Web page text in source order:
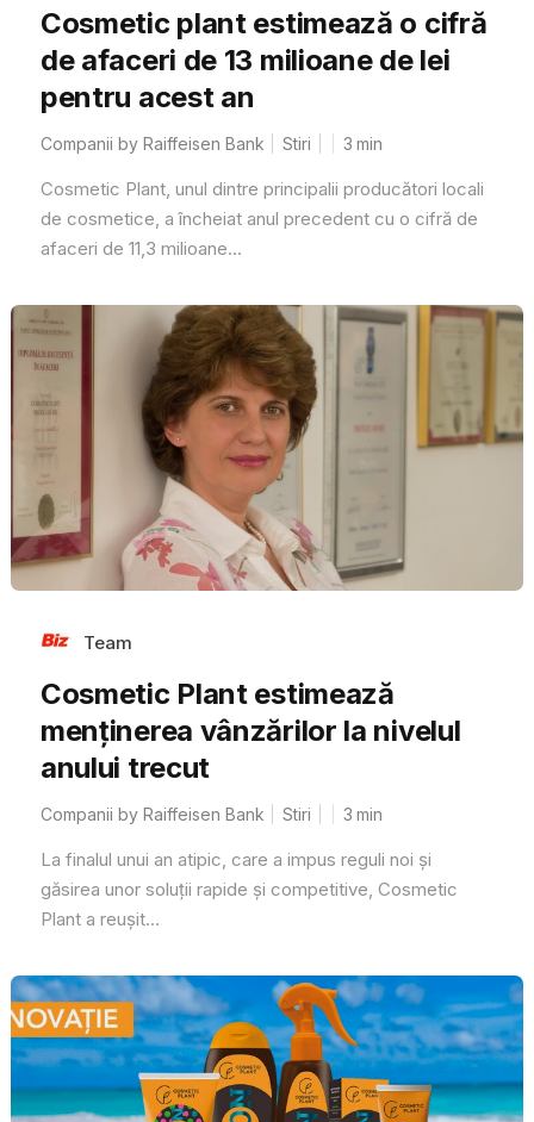
Cosmetic plant estimează o cifră
de afaceri de 13 milioane de lei
pentru acest an
Companii by Raiffeisen Bank Stiri 3 min
Cosmetic Plant, unul dintre principalii producători locali
de cosmetice, a încheiat anul precedent cu o cifră de
afaceri de 11,3 milioane...
Team
Cosmetic Plant estimează
menținerea vânzărilor la nivelul
anului trecut
Companii by Raiffeisen Bank Stiri 3 min
La finalul unui an atipic, care a impus reguli noi și
găsirea unor soluții rapide și competitive, Cosmetic
Plant a reușit...